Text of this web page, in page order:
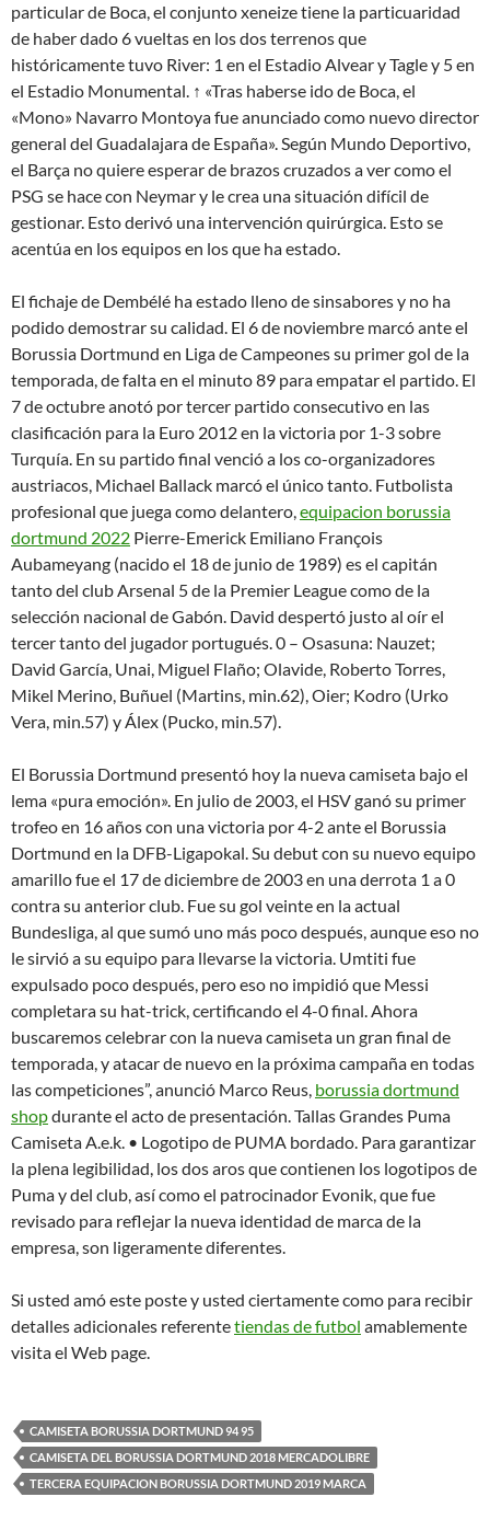
particular de Boca, el conjunto xeneize tiene la particuaridad
de haber dado 6 vueltas en los dos terrenos que
históricamente tuvo River: 1 en el Estadio Alvear y Tagle y 5 en
el Estadio Monumental. ↑ «Tras haberse ido de Boca, el
«Mono» Navarro Montoya fue anunciado como nuevo director
general del Guadalajara de España». Según Mundo Deportivo,
el Barça no quiere esperar de brazos cruzados a ver como el
PSG se hace con Neymar y le crea una situación difícil de
gestionar. Esto derivó una intervención quirúrgica. Esto se
acentúa en los equipos en los que ha estado.
El fichaje de Dembélé ha estado lleno de sinsabores y no ha
podido demostrar su calidad. El 6 de noviembre marcó ante el
Borussia Dortmund en Liga de Campeones su primer gol de la
temporada, de falta en el minuto 89 para empatar el partido. El
7 de octubre anotó por tercer partido consecutivo en las
clasificación para la Euro 2012 en la victoria por 1-3 sobre
Turquía. En su partido final venció a los co-organizadores
austriacos, Michael Ballack marcó el único tanto. Futbolista
profesional que juega como delantero,equipacion borussia
dortmund 2022 Pierre-Emerick Emiliano François
Aubameyang (nacido el 18 de junio de 1989) es el capitán
tanto del club Arsenal 5 de la Premier League como de la
selección nacional de Gabón. David despertó justo al oír el
tercer tanto del jugador portugués. 0 – Osasuna: Nauzet;
David García, Unai, Miguel Flaño; Olavide, Roberto Torres,
Mikel Merino, Buñuel (Martins, min.62), Oier; Kodro (Urko
Vera, min.57) y Álex (Pucko, min.57).
El Borussia Dortmund presentó hoy la nueva camiseta bajo el
lema «pura emoción». En julio de 2003, el HSV ganó su primer
trofeo en 16 años con una victoria por 4-2 ante el Borussia
Dortmund en la DFB-Ligapokal. Su debut con su nuevo equipo
amarillo fue el 17 de diciembre de 2003 en una derrota 1 a 0
contra su anterior club. Fue su gol veinte en la actual
Bundesliga, al que sumó uno más poco después, aunque eso no
le sirvió a su equipo para llevarse la victoria. Umtiti fue
expulsado poco después, pero eso no impidió que Messi
completara su hat-trick, certificando el 4-0 final. Ahora
buscaremos celebrar con la nueva camiseta un gran final de
temporada, y atacar de nuevo en la próxima campaña en todas
las competiciones”, anunció Marco Reus, borussia dortmund
shopdurante el acto de presentación. Tallas Grandes Puma
Camiseta A.e.k. • Logotipo de PUMA bordado. Para garantizar
la plena legibilidad, los dos aros que contienen los logotipos de
Puma y del club, así como el patrocinador Evonik, que fue
revisado para reflejar la nueva identidad de marca de la
empresa, son ligeramente diferentes.
Si usted amó este poste y usted ciertamente como para recibir
detalles adicionales referentetiendas de futbol amablemente
visita el Web page.
CAMISETA BORUSSIA DORTMUND 94 95
CAMISETA DEL BORUSSIA DORTMUND 2018 MERCADOLIBRE
TERCERA EQUIPACION BORUSSIA DORTMUND 2019 MARCA